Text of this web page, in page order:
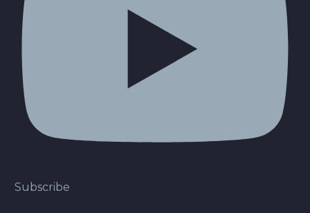
Subscribe